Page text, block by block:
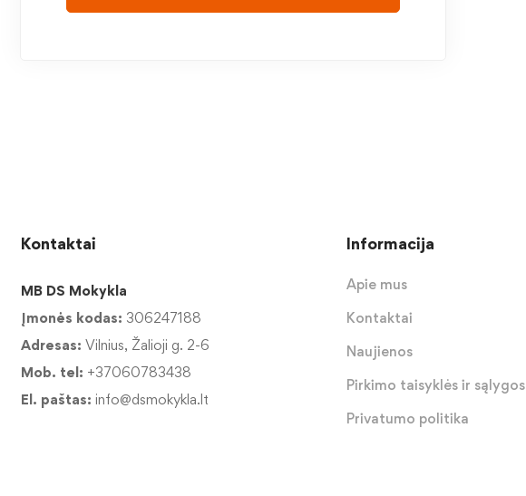
Kontaktai
MB DS Mokykla
Įmonės kodas: 306247188
Adresas: Vilnius, Žalioji g. 2-6
Mob. tel: +37060783438
El. paštas: info@dsmokykla.lt
Informacija
Apie mus
Kontaktai
Naujienos
Pirkimo taisyklės ir sąlygos
Privatumo politika